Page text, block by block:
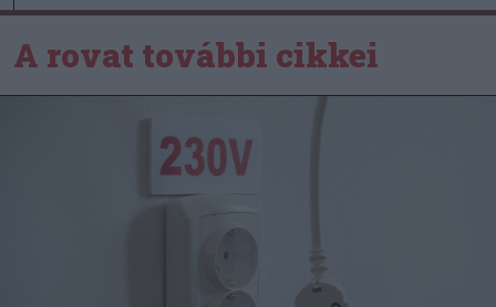
A rovat további cikkei